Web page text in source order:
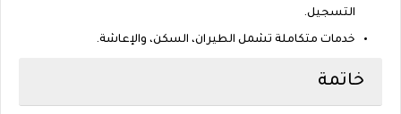
التسجيل.
خدمات متكاملة تشمل الطيران، السكن، والإعاشة.
خاتمة